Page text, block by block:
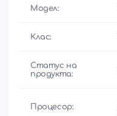
Модел:
Клас:
Статус на
продукта:
Процесор: